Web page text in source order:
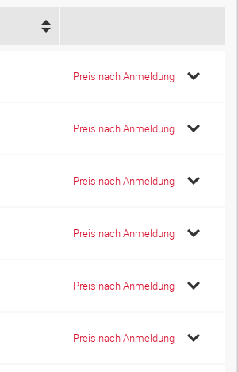
Preis nach Anmeldung
Preis nach Anmeldung
Preis nach Anmeldung
Preis nach Anmeldung
Preis nach Anmeldung
Preis nach Anmeldung